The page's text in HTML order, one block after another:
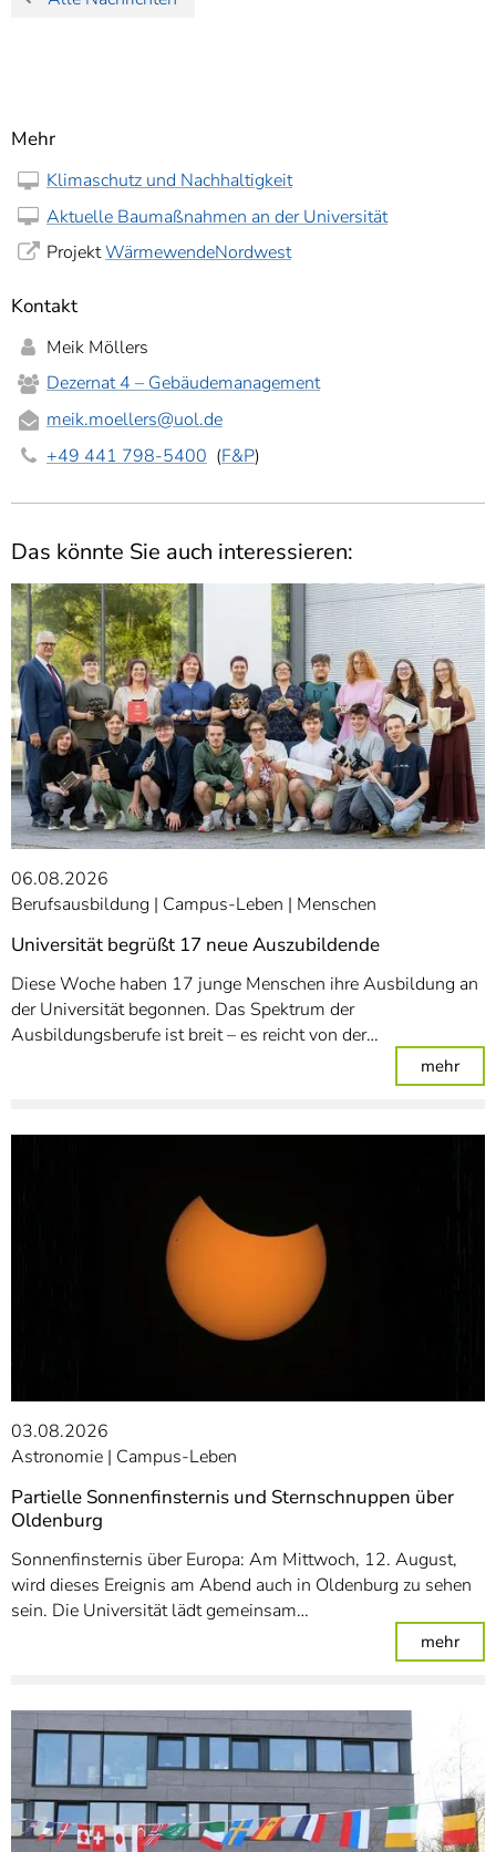
Mehr
Klimaschutz und Nachhaltigkeit
Aktuelle Baumaßnahmen an der Universität
ProjektWärmewendeNordwest
Kontakt
Meik Möllers
Dezernat 4 – Gebäudemanagement
meik.moellers@uol.de
+49 441 798-5400 (F&P)
Das könnte Sie auch interessieren:
06.08.2026
Berufsausbildung
Campus-Leben Menschen
Universität begrüßt 17 neue Auszubildende
Diese Woche haben 17 junge Menschen ihre Ausbildung an
der Universität begonnen. Das Spektrum der
Ausbildungsberufe ist breit – es reicht von der…
mehr:
03.08.2026
Astronomie Campus-Leben
Partielle Sonnenfinsternis und Sternschnuppen über
Oldenburg
Sonnenfinsternis über Europa: Am Mittwoch, 12. August,
wird dieses Ereignis am Abend auch in Oldenburg zu sehen
sein. Die Universität lädt gemeinsam…
mehr: